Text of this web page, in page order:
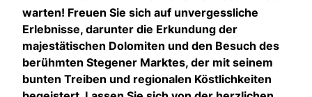
warten! Freuen Sie sich auf unvergessliche
Erlebnisse, darunter die Erkundung der
majestätischen Dolomiten und den Besuch des
berühmten Stegener Marktes, der mit seinem
bunten Treiben und regionalen Köstlichkeiten